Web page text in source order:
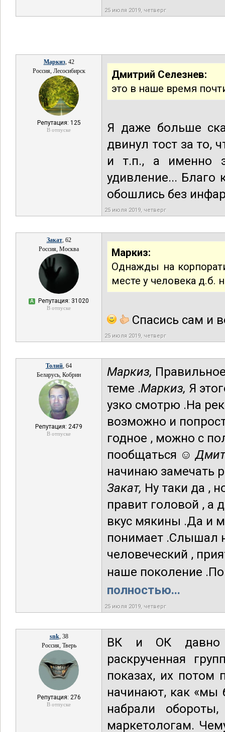
25 июля 2019, четверг
Маркиз, 42
Россия, Лесосибирск
Репутация: 125
В отпуске
Дмитрий Селезнев:
это в наше время
Я даже больше
двинул тост за то,
и т.п., а именно
удивление...
обошлись без
25 июля 2019, четверг
Закат, 62
Россия, Москва
А Репутация: 31020
В отпуске
Маркиз:
Однажды на
месте у человека д.б.
Спасись сам и
25 июля 2019, четверг
Толий, 64
Беларусь, Кобрин
Репутация: 2479
В отпуске
Маркиз,
теме .Маркиз, Я
узко смотрю .На
возможно и
годное , можно с
пообщаться ☺
начинаю замечать
Закат, Ну таки да ,
правит головой , а
вкус мякины .Да и
понимает .Слышал
человеческий ,
наше поколение
полностью...
25 июля 2019, четверг
snk, 38
Россия, Тверь
Репутация: 276
В отпуске
ВК и ОК давно
раскрученная
показах, их потом
начинают, как «мы
набрали
маркетологам.